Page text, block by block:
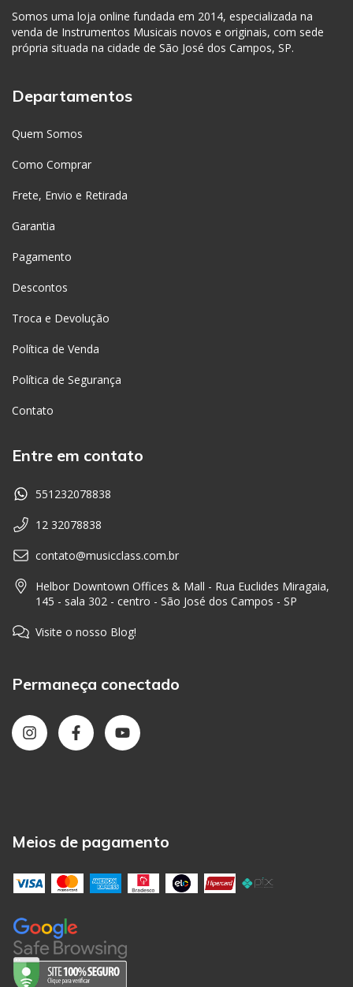
Somos uma loja online fundada em 2014, especializada na
venda de Instrumentos Musicais novos e originais, com sede
própria situada na cidade de São José dos Campos, SP.
Departamentos
Quem Somos
Como Comprar
Frete, Envio e Retirada
Garantia
Pagamento
Descontos
Troca e Devolução
Política de Venda
Política de Segurança
Contato
Entre em contato
551232078838
12 32078838
contato@musicclass.com.br
Helbor Downtown Offices & Mall - Rua Euclides Miragaia,
145 - sala 302 - centro - São José dos Campos - SP
Visite o nosso Blog!
Permaneça conectado
Meios de pagamento